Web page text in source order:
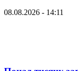
08.08.2026 - 14:11